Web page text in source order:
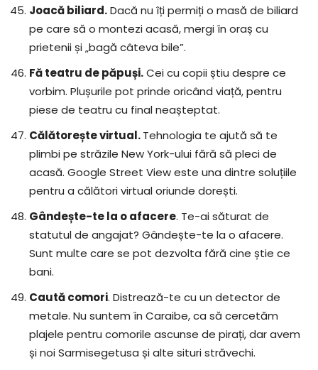
Joacă biliard.Dacă nu îți permiți o masă de biliard
pe care să o montezi acasă, mergi în oraș cu
prietenii și „bagă câteva bile”.
Fă teatru de păpuși.Cei cu copii știu despre ce
vorbim. Plușurile pot prinde oricând viață, pentru
piese de teatru cu final neașteptat.
Călătorește virtual.Tehnologia te ajută să te
plimbi pe străzile New York-ului fără să pleci de
acasă. Google Street View este una dintre soluțiile
pentru a călători virtual oriunde dorești.
Gândește-te la o afacere. Te-ai săturat de
statutul de angajat? Gândește-te la o afacere.
Sunt multe care se pot dezvolta fără cine știe ce
bani.
Caută comori. Distrează-te cu un detector de
metale. Nu suntem în Caraibe, ca să cercetăm
plajele pentru comorile ascunse de pirați, dar avem
și noi Sarmisegetusa și alte situri străvechi.